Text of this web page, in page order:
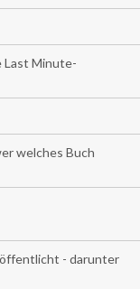
Last Minute-
welches Buch
- darunter